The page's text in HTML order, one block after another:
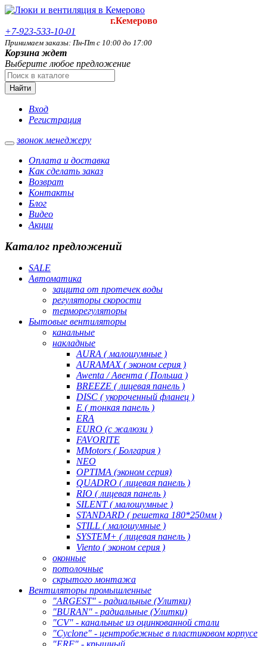
г.Кемерово
+7-923-533-10-01
Принимаем заказы: Пн-Пт с 10:00 до 17:00
Корзина ждет
Выберите любое предложение
Найти
Вход
Регистрация
звонок менеджеру
Оплата и доставка
Как сделать заказ
Возврат
Контакты
Блог
Видео
Акции
Каталог предложений
SALE
Автоматика
защита от протечек воды
регуляторы скорости
терморегуляторы
Бытовые вентиляторы
канальные
накладные
AURA ( малошумные )
AURAMAX ( эконом серия )
Awenta / Авента ( Польша )
BREEZE ( лицевая панель )
DISC ( укороченный фланец )
E ( тонкая панель )
ERA
EURO (с жалюзи )
FAVORITE
MMotors ( Болгария )
NEO
OPTIMA (эконом серия)
QUADRO ( лицевая панель )
RIO ( лицевая панель )
SILENT ( малошумные )
STANDARD ( решетка 180*250мм )
STILL ( малошумные )
SYSTEM+ ( лицевая панель )
Viento ( эконом серия )
оконные
потолочные
скрытого монтажа
Вентиляторы промышленные
"ARGEST" - радиальные (Улитки)
"BURAN" - радиальные (Улитки)
"CV" - канальные из оцинкованной стали
"Cyclone" - центробежные в пластиковом корпусе
"ERF" - крышный